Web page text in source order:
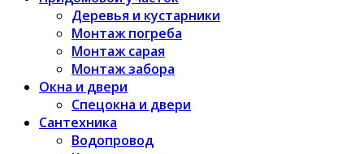
Деревья и кустарники
Монтаж погреба
Монтаж сарая
Монтаж забора
Окна и двери
Спецокна и двери
Сантехника
Водопровод